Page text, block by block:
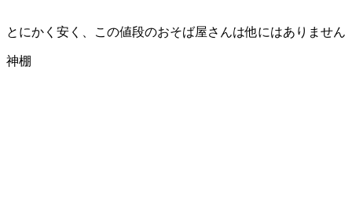
とにかく安く、この値段のおそば屋さんは他にはありません
神棚